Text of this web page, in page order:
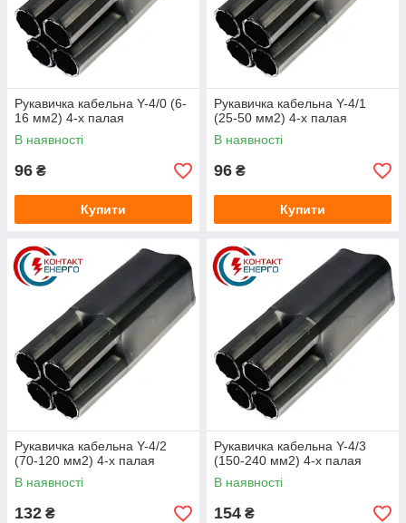
Рукавичка кабельна Y-4/0 (6-
16 мм2) 4-х палая
В наявності
96 ₴
Купити
Рукавичка кабельна Y-4/1
(25-50 мм2) 4-х палая
В наявності
96 ₴
Купити
Рукавичка кабельна Y-4/2
(70-120 мм2) 4-х палая
В наявності
132 ₴
Рукавичка кабельна Y-4/3
(150-240 мм2) 4-х палая
В наявності
154 ₴